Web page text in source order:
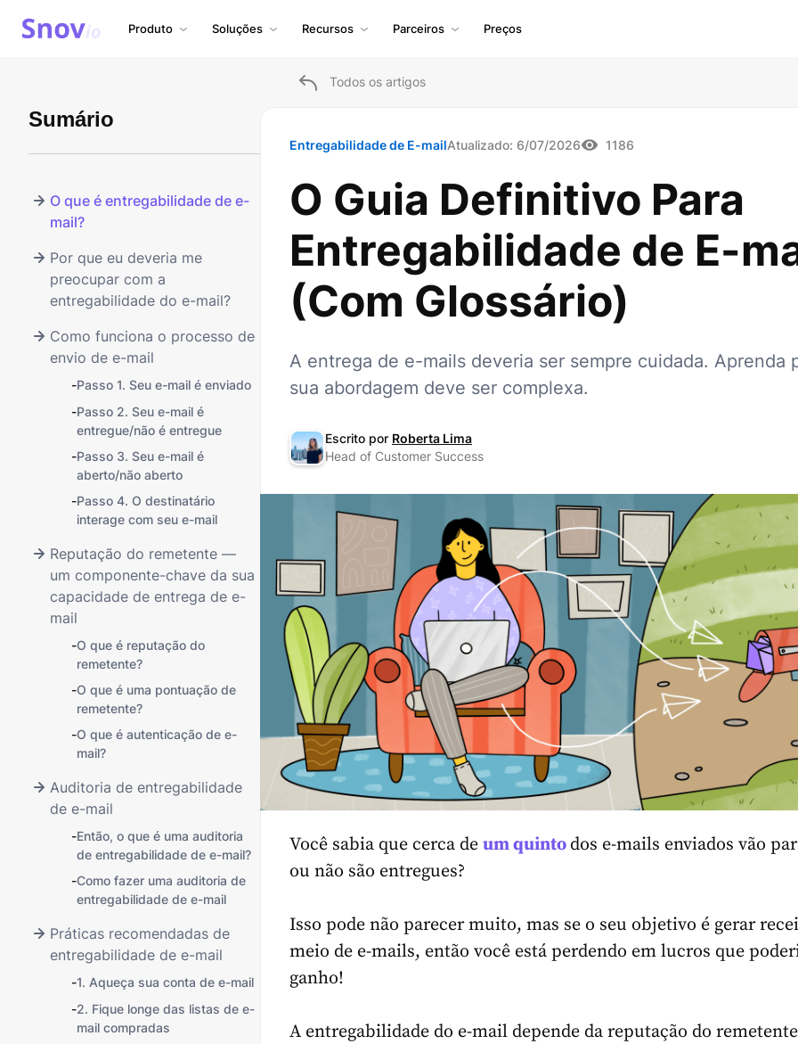
Produto Soluções Recursos Parceiros Preços
Todos os artigos
Sumário
O que é entregabilidade de e-
mail?
Por que eu deveria me
preocupar com a
entregabilidade do e-mail?
Como funciona o processo de
envio de e-mail
-Passo 1. Seu e-mail é enviado
-Passo 2. Seu e-mail é
entregue/não é entregue
-Passo 3. Seu e-mail é
aberto/não aberto
-Passo 4. O destinatário
interage com seu e-mail
Reputação do remetente —
um componente-chave da sua
capacidade de entrega de e-
mail
-O que é reputação do
remetente?
-O que é uma pontuação de
remetente?
-O que é autenticação de e-
mail?
Auditoria de entregabilidade
de e-mail
-Então, o que é uma auditoria
de entregabilidade de e-mail?
-Como fazer uma auditoria de
entregabilidade de e-mail
Práticas recomendadas de
entregabilidade de e-mail
-1. Aqueça sua conta de e-mail
-2. Fique longe das listas de e-
mail compradas
Entregabilidade de E-mailAtualizado: 6/07/2026 1186
O Guia Definitivo Para
Entregabilidade de E-
(Com Glossário)
A entrega de e-mails deveria ser sempre cuidada. Aprenda
sua abordagem deve ser complexa.
Escrito por Roberta Lima
Head of Customer Success
Você sabia que cerca de um quinto dos e-mails enviados vão
ou não são entregues?
Isso pode não parecer muito, mas se o seu objetivo é gerar
meio de e-mails, então você está perdendo em lucros que
ganho!
A entregabilidade do e-mail depende da reputação do